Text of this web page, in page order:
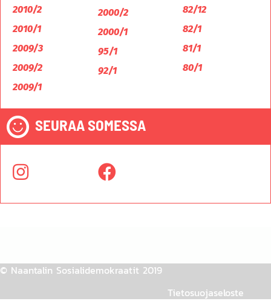
2010/2
2010/1
2009/3
2009/2
2009/1
2000/2
2000/1
95/1
92/1
82/12
82/1
81/1
80/1
SEURAA SOMESSA
© Naantalin Sosialidemokraatit 2019
Tietosuojaseloste